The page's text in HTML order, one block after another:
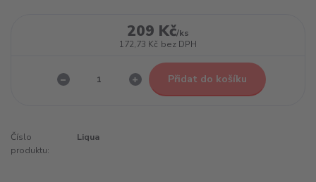
209 Kč/ks
172,73 Kč bez DPH
Přidat do košíku
Číslo
produktu:
Liqua